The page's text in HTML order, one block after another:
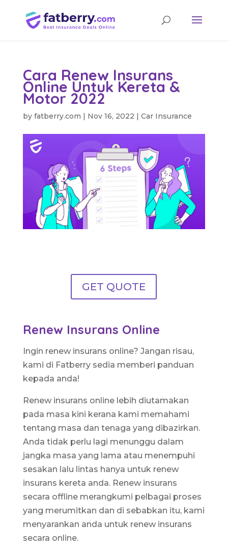
Cara Renew Insurans
Online Untuk Kereta &
Motor 2022
by fatberry.com | Nov 16, 2022 | Car Insurance
GET QUOTE
Renew Insurans Online
Ingin renew insurans online? Jangan risau,
kami di Fatberry sedia memberi panduan
kepada anda!
Renew insurans online lebih diutamakan
pada masa kini kerana kami memahami
tentang masa dan tenaga yang dibazirkan.
Anda tidak perlu lagi menunggu dalam
jangka masa yang lama atau menempuhi
sesakan lalu lintas hanya untuk renew
insurans kereta anda. Renew insurans
secara offline merangkumi pelbagai proses
yang merumitkan dan di sebabkan itu, kami
menyarankan anda untuk renew insurans
secara online.